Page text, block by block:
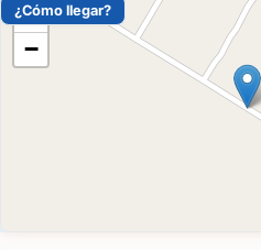
+
−
¿Cómo llegar?